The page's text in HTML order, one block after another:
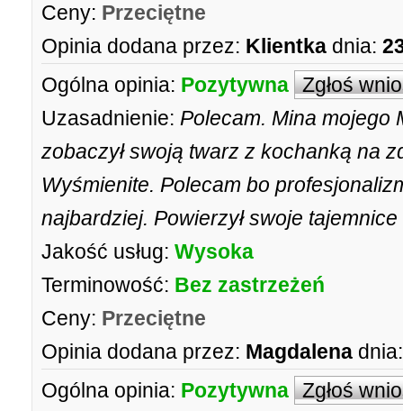
Ceny: Przeciętne
Opinia dodana przez: Klientka dnia:
Ogólna opinia: Pozytywna Zgłoś
Uzasadnienie: Polecam. Mina mojego
zobaczył swoją twarz z kochanką na
Wyśmienite. Polecam bo
najbardziej. Powierzył swoje
Jakość usług: Wysoka
Terminowość: Bez zastrzeżeń
Ceny: Przeciętne
Opinia dodana przez: Magdalena dnia:
Ogólna opinia: Pozytywna Zgłoś